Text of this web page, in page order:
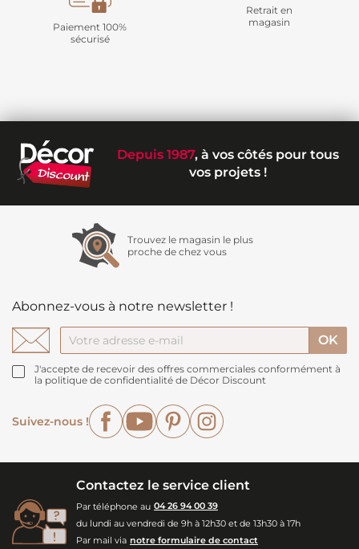
Paiement 100%
sécurisé
Retrait en
magasin
Depuis 1987, à vos côtés pour tous
vos projets !
Trouvez le magasin le plus
proche de chez vous
Abonnez-vous à notre newsletter !
J'accepte de recevoir des offres commerciales conformément à
la politique de confidentialité de Décor Discount
Suivez-nous !
FacebookYouTubePinterest
Contactez le service client
Par téléphone au 04 26 94 00 39
du lundi au vendredi de 9h à 12h30 et de 13h30 à 17h
Par mail via notre formulaire de contact